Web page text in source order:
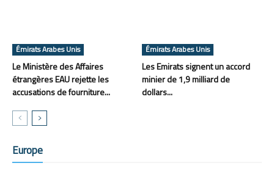
Émirats Arabes Unis
Le Ministère des Affaires
étrangères EAU rejette les
accusations de fourniture...
Émirats Arabes Unis
Les Emirats signent un accord
minier de 1,9 milliard de
dollars...
Europe